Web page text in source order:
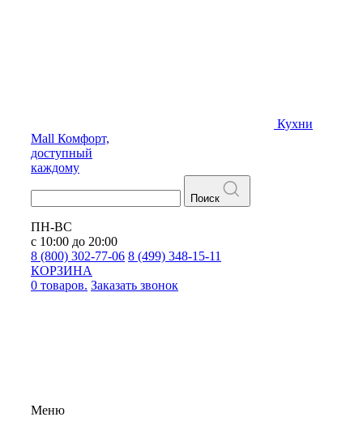
Кухни
Mall Комфорт,
доступный
каждому
Поиск
ПН-ВС
с 10:00 до 20:00
8 (800) 302-77-06 8 (499) 348-15-11
КОРЗИНА
0 товаров. Заказать звонок
Меню